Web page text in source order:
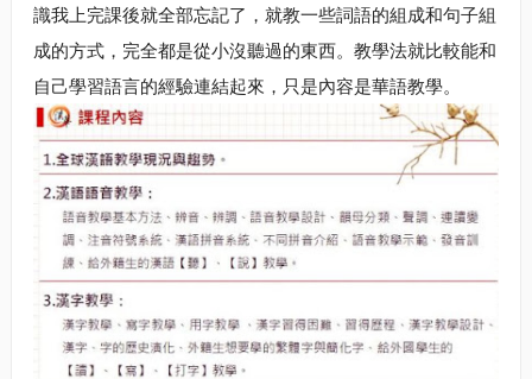
識我上完課後就全部忘記了，就教一些詞語的組成和句子組
成的方式，完全都是從小沒聽過的東西。教學法就比較能和
自己學習語言的經驗連結起來，只是內容是華語教學。